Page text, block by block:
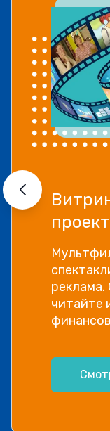
читайте